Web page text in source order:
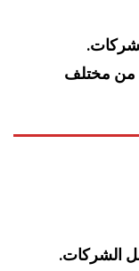
من مختلف
الشركات.